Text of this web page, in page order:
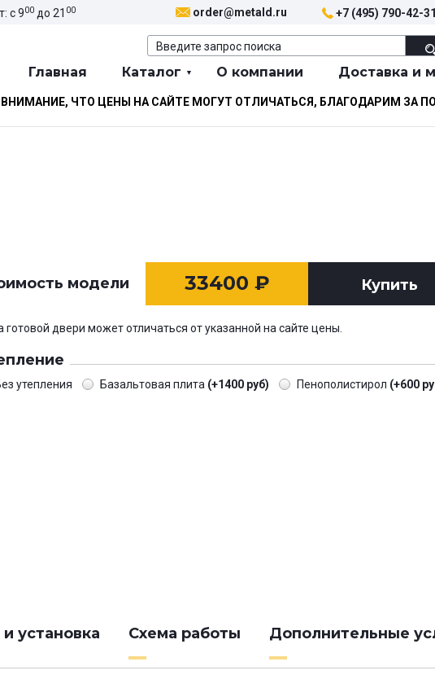
с 900 до 21 00 order@metald.ru +7 (495) 790-42-31
Главная Каталог О компании Доставка и
ЧТО ЦЕНЫ НА САЙТЕ МОГУТ ОТЛИЧАТЬСЯ, БЛАГОДАРИМ ЗА
модели 33400 ₽ Купить
готовой двери может отличаться от указанной на сайте цены.
утепления Базальтовая плита (+1400 руб) Пенополистирол (+600
установка Схема работы Дополнительные